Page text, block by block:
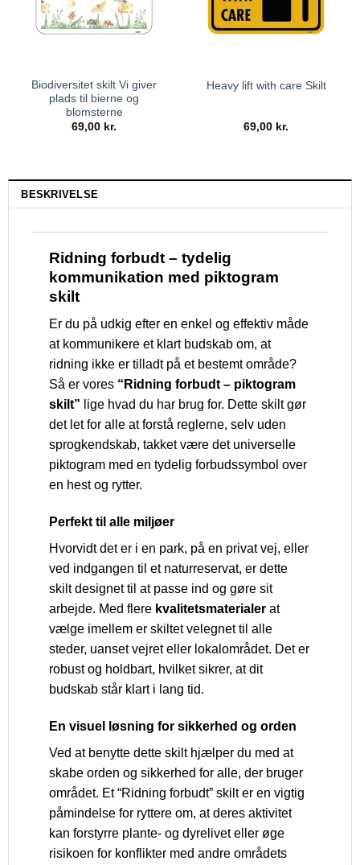
Biodiversitet skilt Vi giver
plads til bierne og
blomsterne
69,00 kr.
Heavy lift with care Skilt
69,00 kr.
BESKRIVELSE
Ridning forbudt – tydelig
kommunikation med piktogram
skilt
Er du på udkig efter en enkel og effektiv måde
at kommunikere et klart budskab om, at
ridning ikke er tilladt på et bestemt område?
Så er vores “Ridning forbudt – piktogram
skilt” lige hvad du har brug for. Dette skilt gør
det let for alle at forstå reglerne, selv uden
sprogkendskab, takket være det universelle
piktogram med en tydelig forbudssymbol over
en hest og rytter.
Perfekt til alle miljøer
Hvorvidt det er i en park, på en privat vej, eller
ved indgangen til et naturreservat, er dette
skilt designet til at passe ind og gøre sit
arbejde. Med flere kvalitetsmaterialer at
vælge imellem er skiltet velegnet til alle
steder, uanset vejret eller lokalområdet. Det er
robust og holdbart, hvilket sikrer, at dit
budskab står klart i lang tid.
En visuel løsning for sikkerhed og orden
Ved at benytte dette skilt hjælper du med at
skabe orden og sikkerhed for alle, der bruger
området. Et “Ridning forbudt” skilt er en vigtig
påmindelse for ryttere om, at deres aktivitet
kan forstyrre plante- og dyrelivet eller øge
risikoen for konflikter med andre områdets